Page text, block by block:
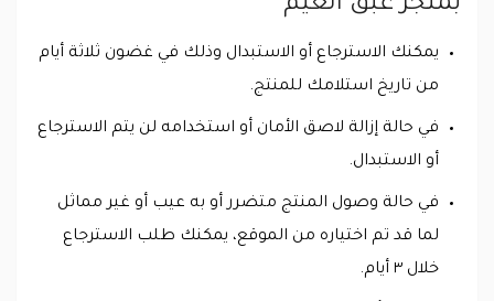
يمكنك الاسترجاع أو الاستبدال وذلك في غضون ثلاثة أيام
من تاريخ استلامك للمنتج.
في حالة إزالة لاصق الأمان أو استخدامه لن يتم الاسترجاع
أو الاستبدال.
في حالة وصول المنتج متضرر أو به عيب أو غير مماثل
لما قد تم اختياره من الموقع، يمكنك طلب الاسترجاع
خلال ٣ أيام.